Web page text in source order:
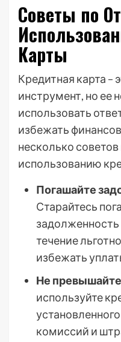
Советы по
Карты
Кредитная карта –
инструмент, но ее
использовать
избежать
несколько
использованию
Погашайте
Старайтесь
задолженность
течение
избежать
Не
используйте
комиссий и